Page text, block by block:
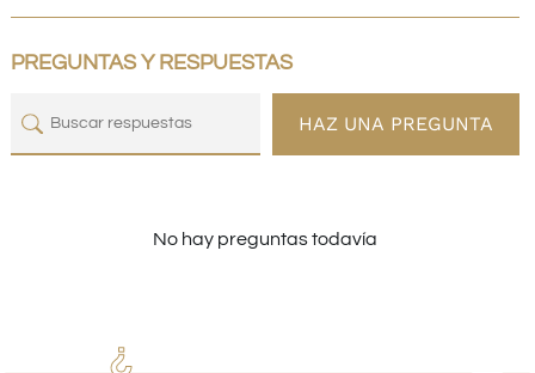
PREGUNTAS Y RESPUESTAS
HAZ UNA PREGUNTA
No hay preguntas todavía